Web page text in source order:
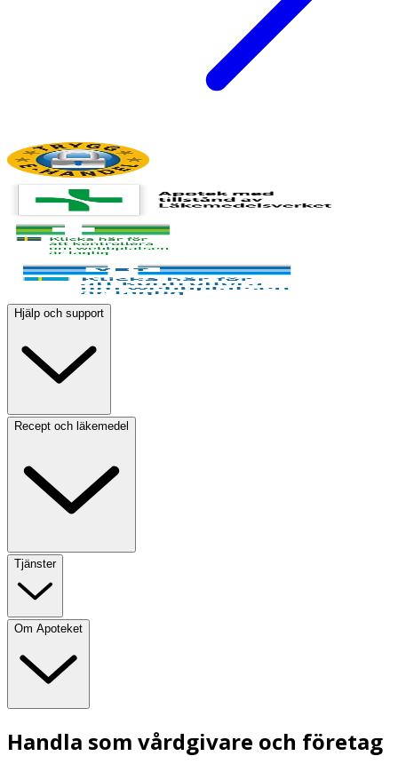
Hjälp och support
Recept och läkemedel
Tjänster
Om Apoteket
Handla som vårdgivare och företag